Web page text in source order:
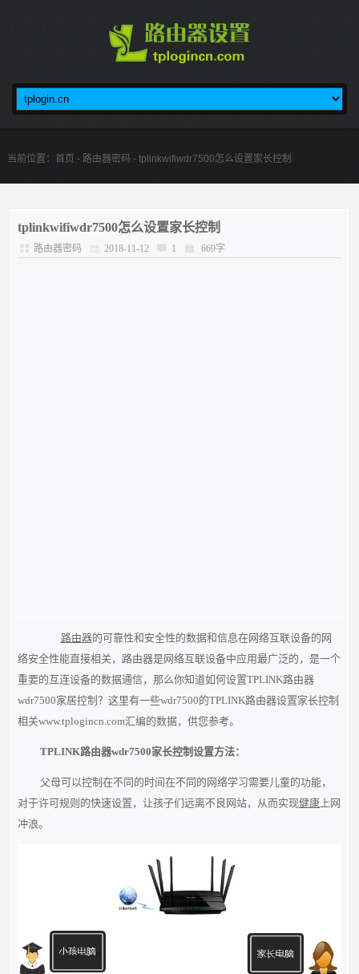
当前位置： 首页 - 路由器密码 - tplinkwifiwdr7500怎么设置家长控制
tplinkwifiwdr7500怎么设置家长控制
路由器密码 2018-11-12 1 669字
路由器的可靠性和安全性的数据和信息在网络互联设备的网
络安全性能直接相关，路由器是网络互联设备中应用最广泛的，是一个
重要的互连设备的数据通信，那么你知道如何设置TPLINK路由器
wdr7500家居控制？这里有一些wdr7500的TPLINK路由器设置家长控制
相关www.tplogincn.com汇编的数据，供您参考。
TPLINK路由器wdr7500家长控制设置方法：
父母可以控制在不同的时间在不同的网络学习需要儿童的功能，
对于许可规则的快速设置，让孩子们远离不良网站，从而实现健康 上网
冲浪。